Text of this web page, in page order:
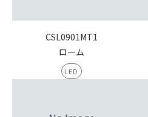
CSL0901MT1
ローム
LED